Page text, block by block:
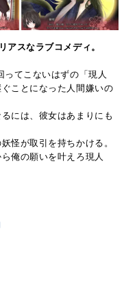
アスなラブコメディ。
ってこないはずの「現人
ことになった人間嫌いの
には、彼女はあまりにも
怪が取引を持ちかける。
俺の願いを叶えろ現人